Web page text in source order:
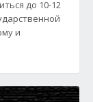
до 10-12
и